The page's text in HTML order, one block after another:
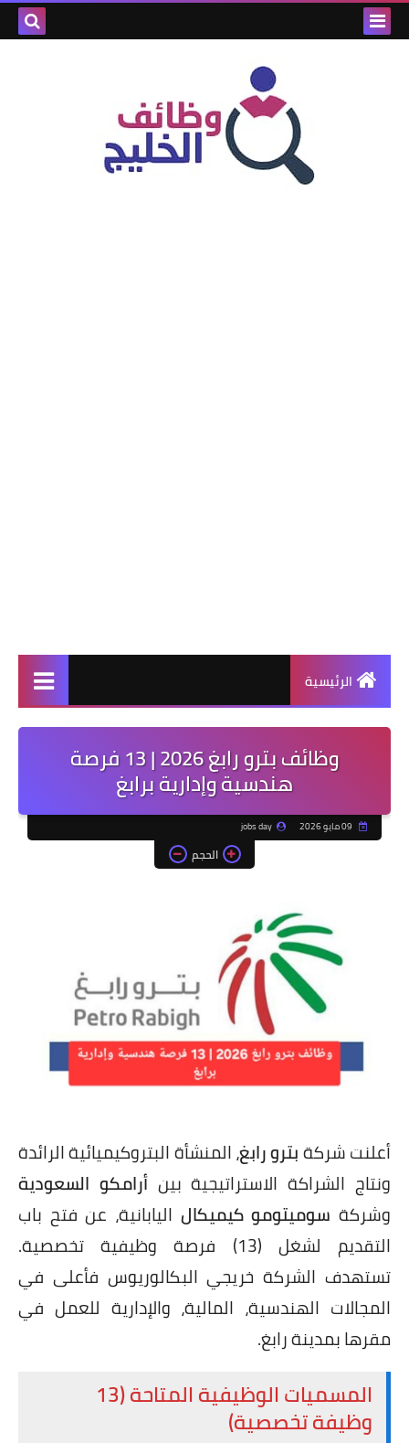
الرئيسية
وظائف بترو رابغ 2026 | 13 فرصة
هندسية وإدارية برابغ
jobs day
الحجم
أعلنت شركةبترو رابغ، المنشأة البتروكيميائية الرائدة
ونتاج الشراكة الاستراتيجية بينأرامكو السعودية
وشركة سوميتومو كيميكال اليابانية، عن فتح باب
التقديم لشغل (13) فرصة وظيفية تخصصية.
تستهدف الشركة خريجي البكالوريوس فأعلى في
المجالات الهندسية، المالية، والإدارية للعمل في
مقرها بمدينة رابغ.
المسميات الوظيفية المتاحة (13
وظيفة تخصصية)